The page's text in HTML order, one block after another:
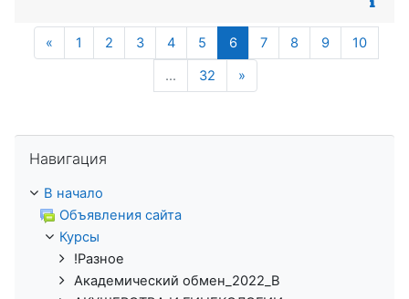
«Предыдущая страница
1 2 3 4 5 6(текущая)
7 8 9
10
…
32 »
Навигация
В начало
Объявления сайта
Курсы
!Разное
Академический обмен_2022_В